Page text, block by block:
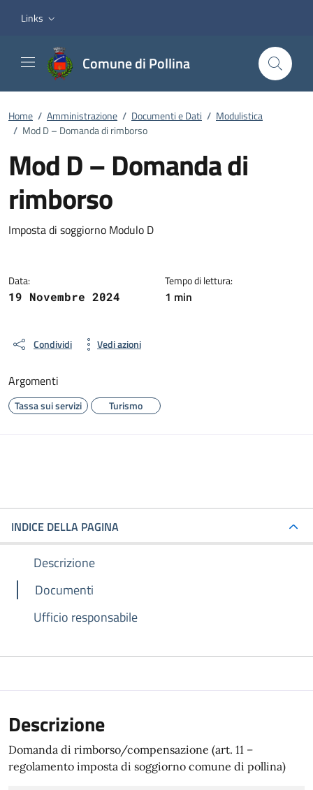
Links
Comune di Pollina
Home / Amministrazione / Documenti e Dati / Modulistica
/ Mod D – Domanda di rimborso
Mod D – Domanda di
rimborso
Dettagli del documento
Imposta di soggiorno Modulo D
Data:
19 Novembre 2024
Tempo di lettura:
1 min
Condividi Vedi azioni
Argomenti
Tassa sui servizi Turismo
INDICE DELLA PAGINA
Descrizione
Documenti
Ufficio responsabile
Descrizione
Domanda di rimborso/compensazione (art. 11 –
regolamento imposta di soggiorno comune di pollina)